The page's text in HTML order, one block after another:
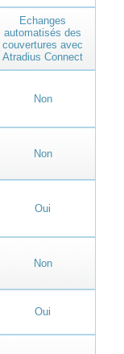
Echanges
automatisés des
couvertures avec
Atradius Connect
Non
Non
Oui
Non
Oui